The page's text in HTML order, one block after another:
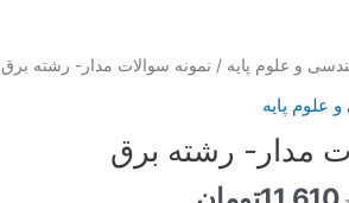
و علوم پایه / نمونه سوالات مدار- رشته برق
علوم پایه
مدار- رشته برق
قیمت
اصلی
بود.
قیمت
است.